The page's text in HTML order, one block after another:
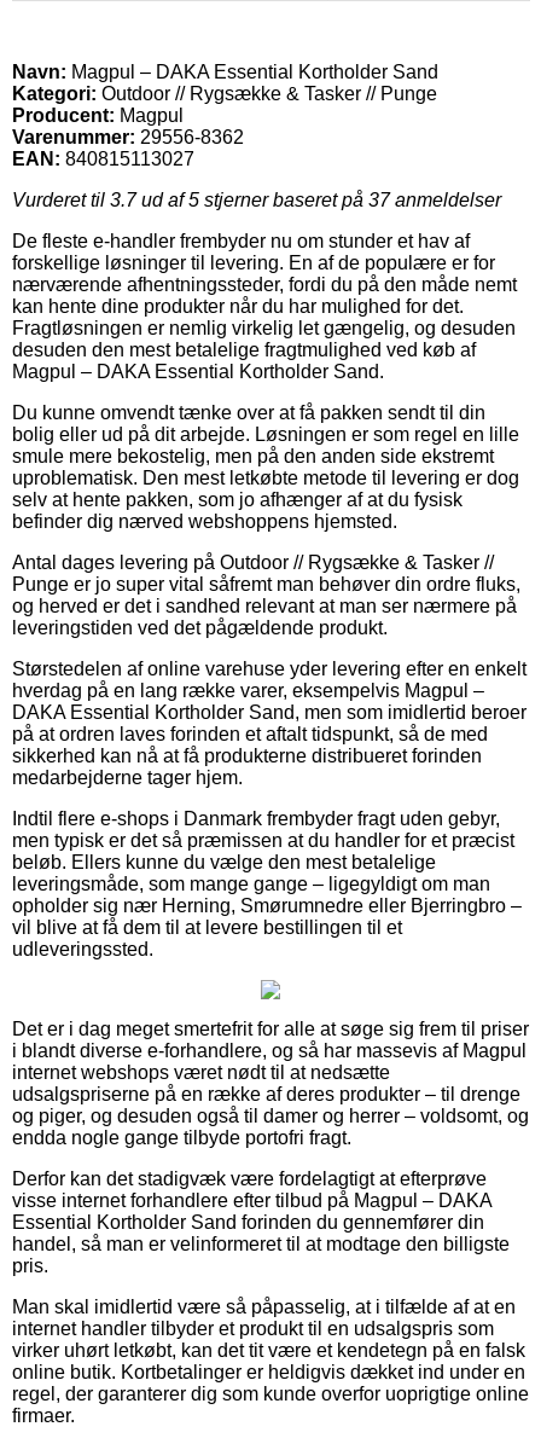
Navn: Magpul – DAKA Essential Kortholder Sand
Kategori: Outdoor // Rygsække & Tasker // Punge
Producent: Magpul
Varenummer: 29556-8362
EAN: 840815113027
Vurderet til 3.7ud af 5 stjerner baseret på 37anmeldelser
De fleste e-handler frembyder nu om stunder et hav af
forskellige løsninger til levering. En af de populære er for
nærværende afhentningssteder, fordi du på den måde nemt
kan hente dine produkter når du har mulighed for det.
Fragtløsningen er nemlig virkelig let gængelig, og desuden
desuden den mest betalelige fragtmulighed ved køb af
Magpul – DAKA Essential Kortholder Sand.
Du kunne omvendt tænke over at få pakken sendt til din
bolig eller ud på dit arbejde. Løsningen er som regel en lille
smule mere bekostelig, men på den anden side ekstremt
uproblematisk. Den mest letkøbte metode til levering er dog
selv at hente pakken, som jo afhænger af at du fysisk
befinder dig nærved webshoppens hjemsted.
Antal dages levering på Outdoor // Rygsække & Tasker //
Punge er jo super vital såfremt man behøver din ordre fluks,
og herved er det i sandhed relevant at man ser nærmere på
leveringstiden ved det pågældende produkt.
Størstedelen af online varehuse yder levering efter en enkelt
hverdag på en lang række varer, eksempelvis Magpul –
DAKA Essential Kortholder Sand, men som imidlertid beroer
på at ordren laves forinden et aftalt tidspunkt, så de med
sikkerhed kan nå at få produkterne distribueret forinden
medarbejderne tager hjem.
Indtil flere e-shops i Danmark frembyder fragt uden gebyr,
men typisk er det så præmissen at du handler for et præcist
beløb. Ellers kunne du vælge den mest betalelige
leveringsmåde, som mange gange – ligegyldigt om man
opholder sig nær Herning, Smørumnedre eller Bjerringbro –
vil blive at få dem til at levere bestillingen til et
udleveringssted.
Det er i dag meget smertefrit for alle at søge sig frem til priser
i blandt diverse e-forhandlere, og så har massevis af Magpul
internet webshops været nødt til at nedsætte
udsalgspriserne på en række af deres produkter – til drenge
og piger, og desuden også til damer og herrer – voldsomt, og
endda nogle gange tilbyde portofri fragt.
Derfor kan det stadigvæk være fordelagtigt at efterprøve
visse internet forhandlere efter tilbud på Magpul – DAKA
Essential Kortholder Sand forinden du gennemfører din
handel, så man er velinformeret til at modtage den billigste
pris.
Man skal imidlertid være så påpasselig, at i tilfælde af at en
internet handler tilbyder et produkt til en udsalgspris som
virker uhørt letkøbt, kan det tit være et kendetegn på en falsk
online butik. Kortbetalinger er heldigvis dækket ind under en
regel, der garanterer dig som kunde overfor uoprigtige online
firmaer.